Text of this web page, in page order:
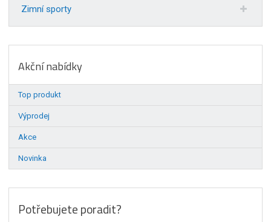
Zimní sporty
Akční nabídky
Top produkt
Výprodej
Akce
Novinka
Potřebujete poradit?